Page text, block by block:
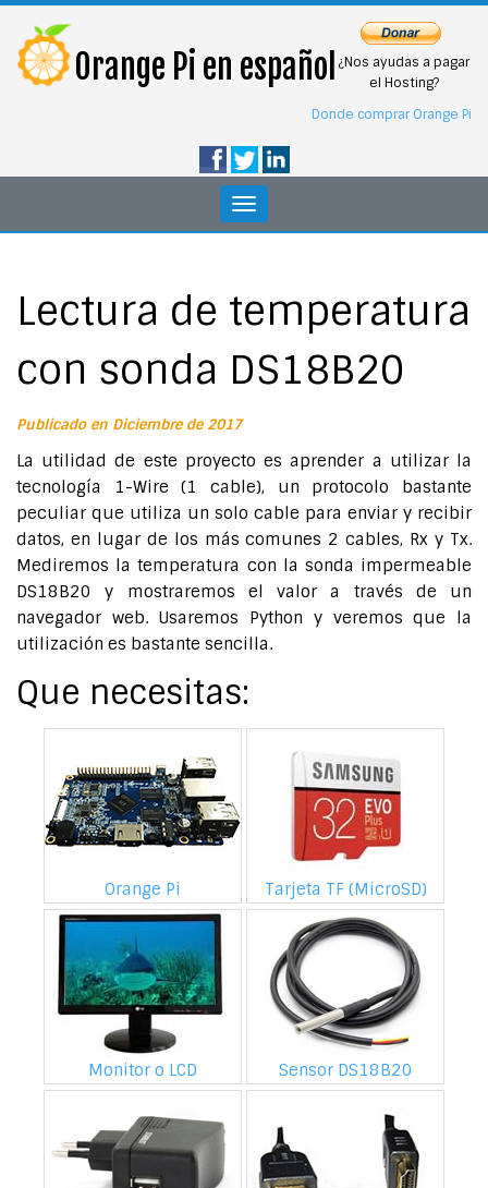
Orange Pi en español
Donde comprar Orange Pi
¿Nos ayudas a pagar
el Hosting?
Toggle
navigation
Lectura de temperatura
con sonda DS18B20
Publicado en Diciembre de 2017
La utilidad de este proyecto es aprender a utilizar la
tecnología 1-Wire (1 cable), un protocolo bastante
peculiar que utiliza un solo cable para enviar y recibir
datos, en lugar de los más comunes 2 cables, Rx y Tx.
Mediremos la temperatura con la sonda impermeable
DS18B20 y mostraremos el valor a través de un
navegador web. Usaremos Python y veremos que la
utilización es bastante sencilla.
Que necesitas:
Orange Pi Tarjeta TF (MicroSD)
Monitor o LCD Sensor DS18B20